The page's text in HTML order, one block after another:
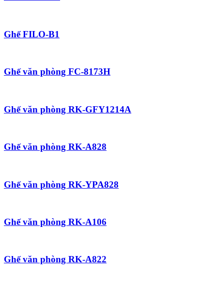
Ghế FILO-B1
Ghế văn phòng FC-8173H
Ghế văn phòng RK-GFY1214A
Ghế văn phòng RK-A828
Ghế văn phòng RK-YPA828
Ghế văn phòng RK-A106
Ghế văn phòng RK-A822